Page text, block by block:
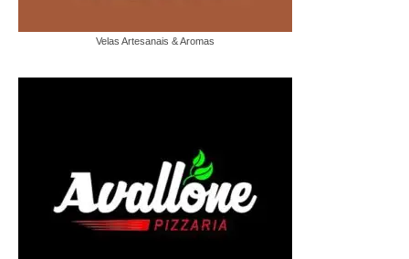
Velas Artesanais & Aromas